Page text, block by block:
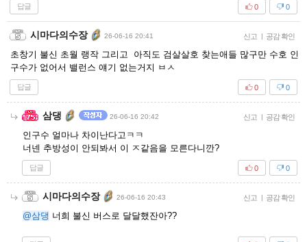
답글 0
0
시마다의수장 26-06-16 20:41 신고 | 공감 확인
초창기 불신 초월 랭작 그리고 아직도 검살살호 찾는애들 많구만 수호 인
구수가 없어서 밸런스 얘기 없는거지 ㅂㅅ
답글 0
0
삼댕 26-06-16 20:42 신고 | 공감 확인
인구수 얼마나 차이난다고ㅋㅋ
너넨 추방성이 안되봐서 이 ㅈ같음을 모른다니깐?
답글 0
0
시마다의수장 26-06-16 20:43 신고 | 공감 확인
@삼댕 너희 불신 버스로 달달했잔아??